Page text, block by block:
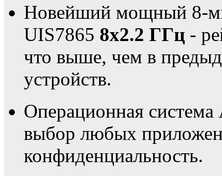
Новейший мощный 8-
UIS7865 8х2.2 ГГц -
что выше, чем в
устройств.
Операционная
выбор любых
конфиденциальность.